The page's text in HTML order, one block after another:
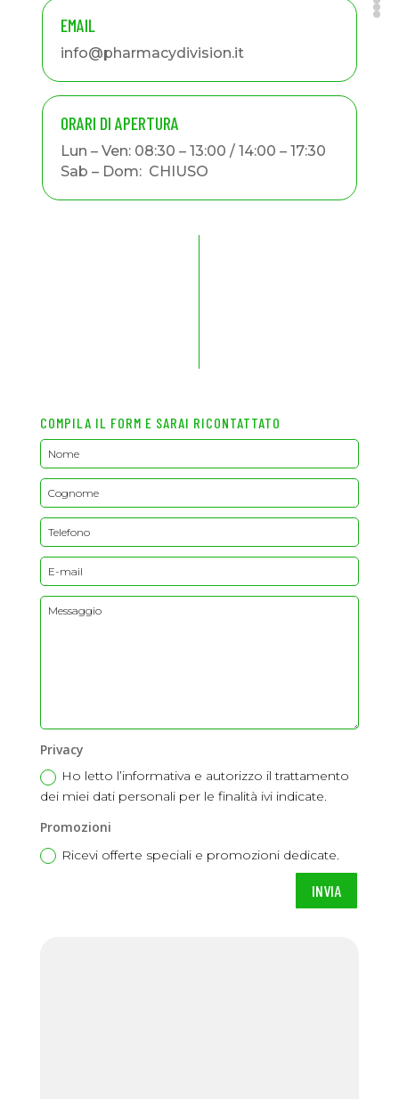
EMAIL
info@pharmacydivision.it
ORARI DI APERTURA
Lun – Ven: 08:30 – 13:00 / 14:00 – 17:30
Sab – Dom: CHIUSO
COMPILA IL FORM E SARAI RICONTATTATO
Privacy
Ho letto l’informativa e autorizzo il trattamento
dei miei dati personali per le finalità ivi indicate.
Promozioni
Ricevi offerte speciali e promozioni dedicate.
INVIA